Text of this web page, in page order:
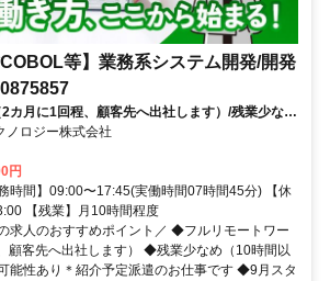
等】業務系システム開発/開発
カ月に1回程、顧客先へ出社します）/残業少なめ
登用可能性あり＊紹介予定派遣のお仕事です/9月
す
ノロジー株式会社
円
時間】09:00〜17:45(実働時間07時間45分) 【休
【残業】月10時間程度
求人のおすすめポイント／ ◆フルリモートワー
顧客先へ出社します） ◆残業少なめ（10時間以
能性あり＊紹介予定派遣のお仕事です ◆9月スタ